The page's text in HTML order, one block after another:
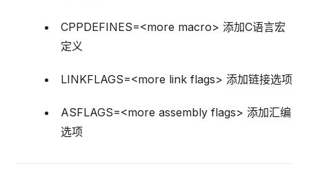
CPPDEFINES=<more macro> 添加C语言宏
定义
LINKFLAGS=<more link flags> 添加链接选项
ASFLAGS=<more assembly flags> 添加汇编
选项